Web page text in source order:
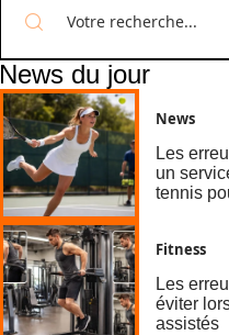
News du jour
News
Les
un
tennis
Fitness
Les
éviter
assistés